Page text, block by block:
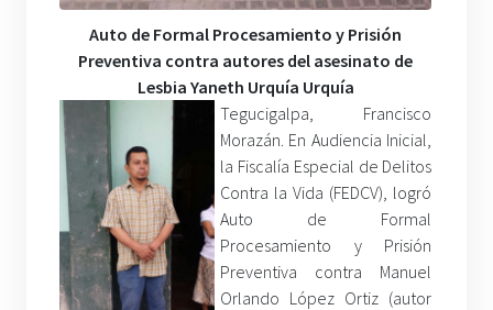
Auto de Formal Procesamiento y Prisión
Preventiva contra autores del asesinato de
Lesbia Yaneth Urquía Urquía
Tegucigalpa, Francisco
Morazán. En Audiencia Inicial,
la Fiscalía Especial de Delitos
Contra la Vida (FEDCV), logró
Auto de Formal
Procesamiento y Prisión
Preventiva contra Manuel
Orlando López Ortiz (autor